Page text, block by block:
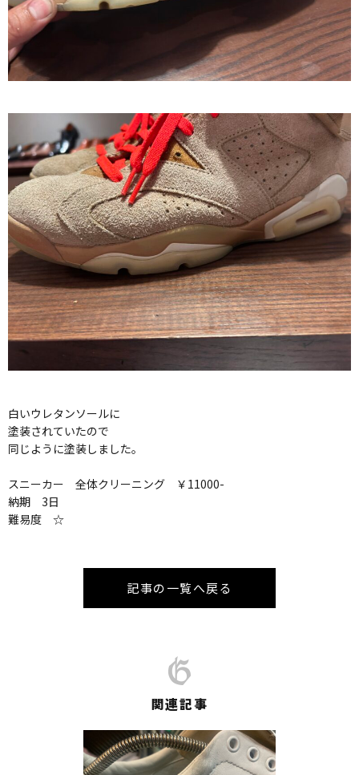
白いウレタンソールに
塗装されていたので
同じように塗装しました。
スニーカー 全体クリーニング ￥11000-
納期 3日
難易度 ☆
記事の一覧へ戻る
関連記事